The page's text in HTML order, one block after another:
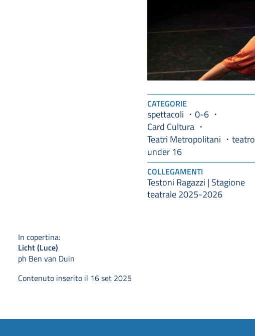
CATEGORIE
spettacoli
0-6
Card Cultura
Teatri Metropolitani
teatro
under 16
COLLEGAMENTI
Testoni Ragazzi | Stagione
teatrale 2025-2026
In copertina:
Licht (Luce)
ph Ben van Duin
Contenuto inserito il 16 set 2025